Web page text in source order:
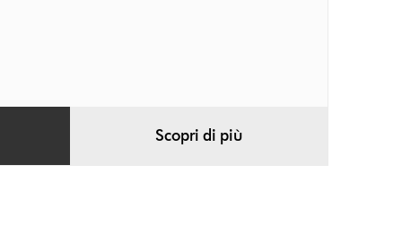
Scopri di più